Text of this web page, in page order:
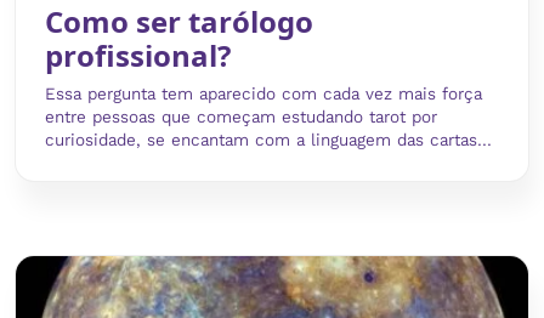
Como ser tarólogo
profissional?
Essa pergunta tem aparecido com cada vez mais força
entre pessoas que começam estudando tarot por
curiosidade, se encantam com a linguagem das cartas...